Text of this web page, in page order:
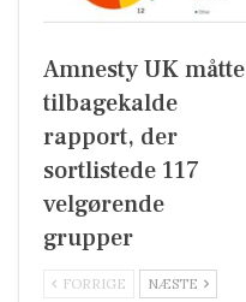
Amnesty UK måtte
tilbagekalde
rapport, der
sortlistede 117
velgørende
grupper
FORRIGE NÆSTE